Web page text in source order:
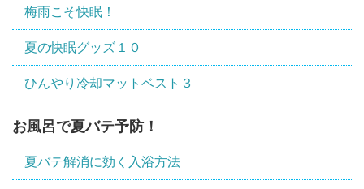
梅雨こそ快眠！
夏の快眠グッズ１０
ひんやり冷却マットベスト３
お風呂で夏バテ予防！
夏バテ解消に効く入浴方法